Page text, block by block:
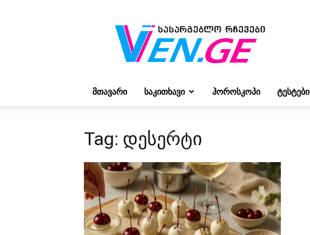
ვივიენისგან
ᲛᲗᲐᲕᲐᲠᲘ ᲡᲐᲙᲘᲗᲮᲐᲕᲘ ᲰᲝᲠᲝᲡᲙᲝᲞᲘ ᲢᲔᲡᲢᲔᲑᲘ
Tag: დესერტი